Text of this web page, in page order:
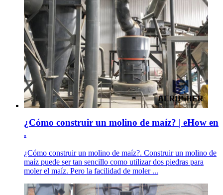
¿Cómo construir un molino de maíz? | eHow en
.
¿Cómo construir un molino de maíz?. Construir un molino de
maíz puede ser tan sencillo como utilizar dos piedras para
moler el maíz. Pero la facilidad de moler ...